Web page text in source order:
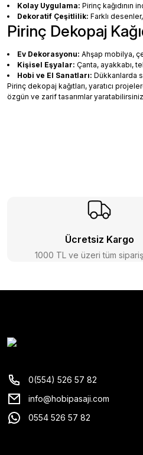
Kolay Uygulama: Pirinç kağıdının
Dekoratif Çeşitlilik: Farklı
Pirinç Dekopaj
Ev Dekorasyonu: Ahşap mobilya,
Kişisel Eşyalar: Çanta, ayakkabı,
Hobi ve El Sanatları: Dükkanlarda
Pirinç dekopaj kağıtları, yaratıcı
özgün ve zarif tasarımlar
Ücretsiz Kargo
1000 TL ve üzeri tüm
0(554) 526 57 82
info@hobipasaji.com
0554 526 57 82